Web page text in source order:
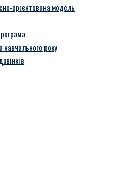
орієнтована модель
навчального року